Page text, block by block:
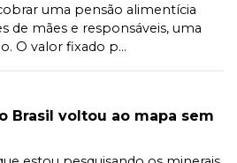
uma pensão alimentícia
de mães e responsáveis, uma
O valor fixado p...
Brasil voltou ao mapa sem